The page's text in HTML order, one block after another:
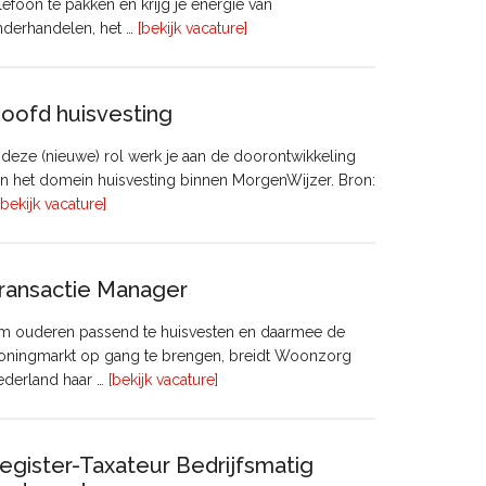
te pakken en krijg je energie van
het …
[bekijk vacature]
huisvesting
deze (nieuwe) rol werk je aan de doorontwikkeling
het domein huisvesting binnen MorgenWijzer. Bron:
[bekijk vacature]
Manager
ouderen passend te huisvesten en daarmee de
op gang te brengen, breidt Woonzorg
haar …
[bekijk vacature]
Taxateur Bedrijfsmatig